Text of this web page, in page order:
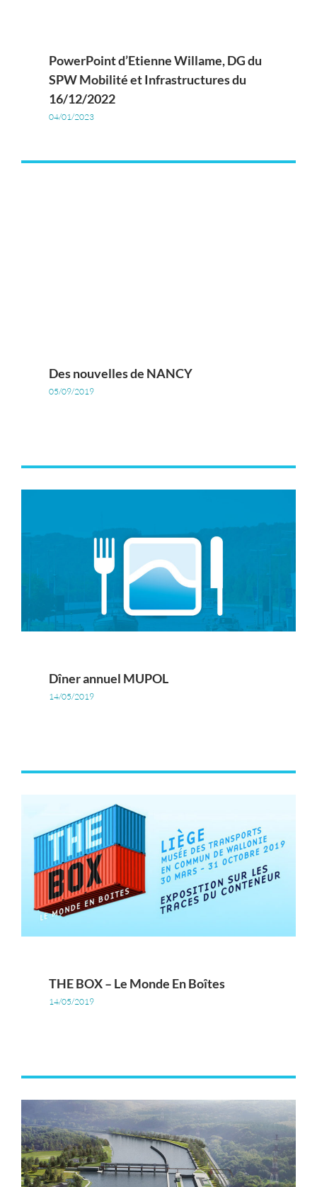
PowerPoint d’Etienne Willame, DG du
SPW Mobilité et Infrastructures du
16/12/2022
04/01/2023
Des nouvelles de NANCY
05/09/2019
Dîner annuel MUPOL
14/05/2019
THE BOX – Le Monde En Boîtes
14/05/2019